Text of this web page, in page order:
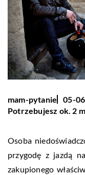
mam-pytanie
05-
Potrzebujesz ok. 2
Osoba
przygodę z jazdą
zakupionego